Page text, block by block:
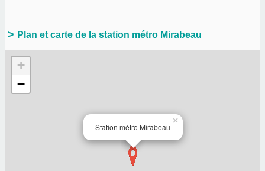
Plan et carte de la station métro Mirabeau
Station métro Mirabeau
×
+
−